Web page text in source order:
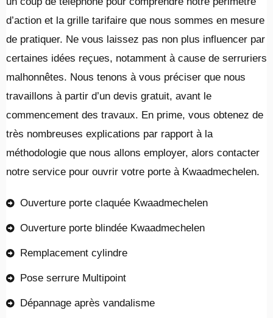
d’action et la grille tarifaire que nous sommes en mesure
de pratiquer. Ne vous laissez pas non plus influencer par
certaines idées reçues, notamment à cause de serruriers
malhonnêtes. Nous tenons à vous préciser que nous
travaillons à partir d’un devis gratuit, avant le
commencement des travaux. En prime, vous obtenez de
très nombreuses explications par rapport à la
méthodologie que nous allons employer, alors contacter
notre service pour ouvrir votre porte à Kwaadmechelen.
Ouverture porte claquée Kwaadmechelen
Ouverture porte blindée Kwaadmechelen
Remplacement cylindre
Pose serrure Multipoint
Dépannage après vandalisme